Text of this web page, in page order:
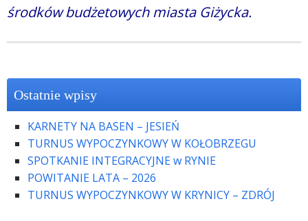
środków budżetowych miasta Giżycka.
Ostatnie wpisy
KARNETY NA BASEN – JESIEŃ
TURNUS WYPOCZYNKOWY W KOŁOBRZEGU
SPOTKANIE INTEGRACYJNE w RYNIE
POWITANIE LATA – 2026
TURNUS WYPOCZYNKOWY W KRYNICY – ZDRÓJ